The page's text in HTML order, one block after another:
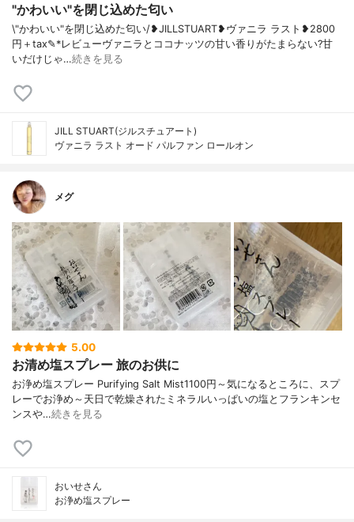
"かわいい"を閉じ込めた匂い
\"かわいい"を閉じ込めた匂い/❥JILLSTUART❥ヴァニラ ラスト❥2800
円＋tax✎*レビューヴァニラとココナッツの甘い香りがたまらない?甘
いだけじゃ…続きを見る
JILL STUART(ジルスチュアート)
ヴァニラ ラスト オード パルファン ロールオン
メグ
5.00
お清め塩スプレー 旅のお供に
お浄め塩スプレー Purifying Salt Mist1100円～気になるところに、スプ
レーでお浄め～天日で乾燥されたミネラルいっぱいの塩とフランキンセ
ンスや…続きを見る
おいせさん
お浄め塩スプレー